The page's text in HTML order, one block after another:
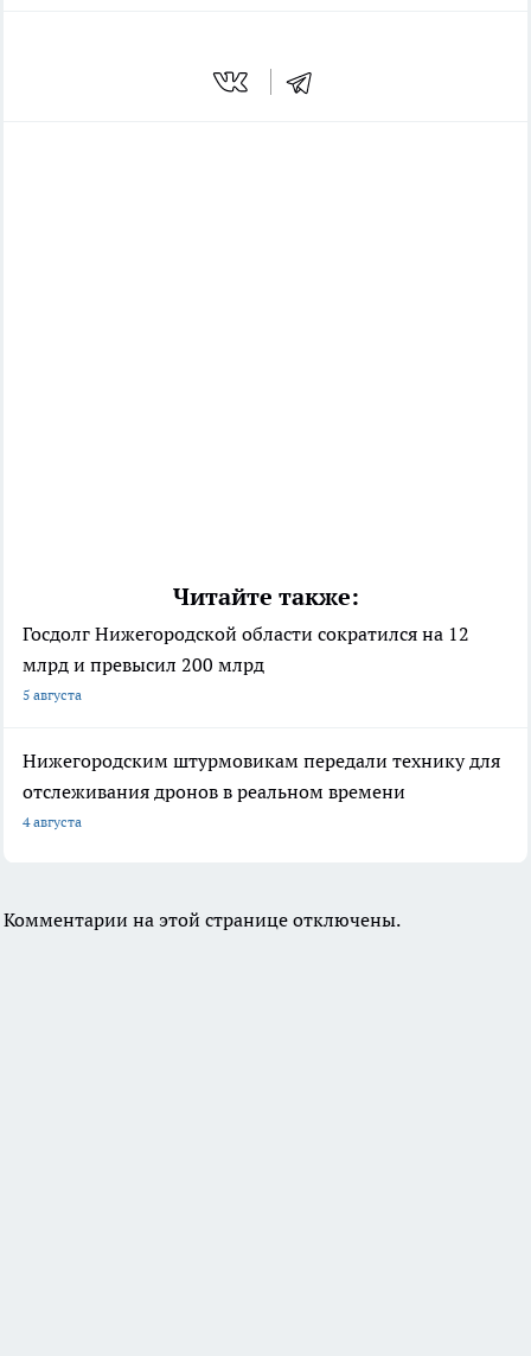
Читайте также:
Госдолг Нижегородской области сократился на 12
млрд и превысил 200 млрд
5 августа
Нижегородским штурмовикам передали технику для
отслеживания дронов в реальном времени
4 августа
Комментарии на этой странице отключены.